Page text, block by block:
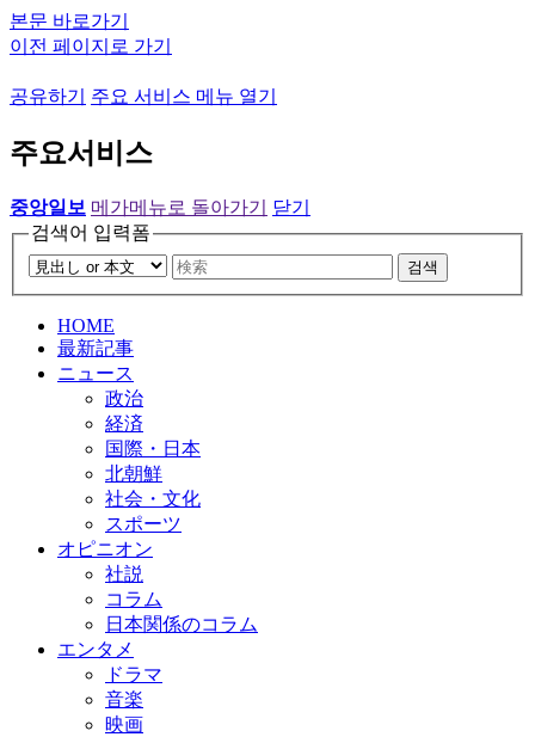
본문 바로가기
이전 페이지로 가기
공유하기 주요 서비스 메뉴 열기
주요서비스
중앙일보 메가메뉴로 돌아가기
닫기
검색어 입력폼
검색
HOME
最新記事
ニュース
政治
経済
国際・日本
北朝鮮
社会・文化
スポーツ
オピニオン
社説
コラム
日本関係のコラム
エンタメ
ドラマ
音楽
映画